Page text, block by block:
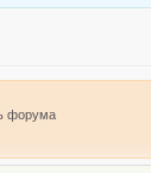
форума